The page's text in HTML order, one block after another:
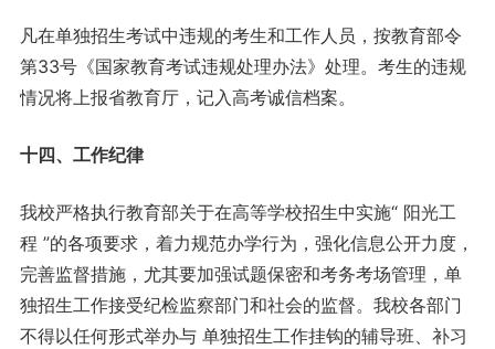
凡在单独招生考试中违规的考生和工作人员，按教育部令
第33号《国家教育考试违规处理办法》处理。考生的违规
情况将上报省教育厅，记入高考诚信档案。
十四、工作纪律
我校严格执行教育部关于在高等学校招生中实施“ 阳光工
程 ”的各项要求，着力规范办学行为，强化信息公开力度，
完善监督措施，尤其要加强试题保密和考务考场管理，单
独招生工作接受纪检监察部门和社会的监督。我校各部门
不得以任何形式举办与 单独招生工作挂钩的辅导班、补习